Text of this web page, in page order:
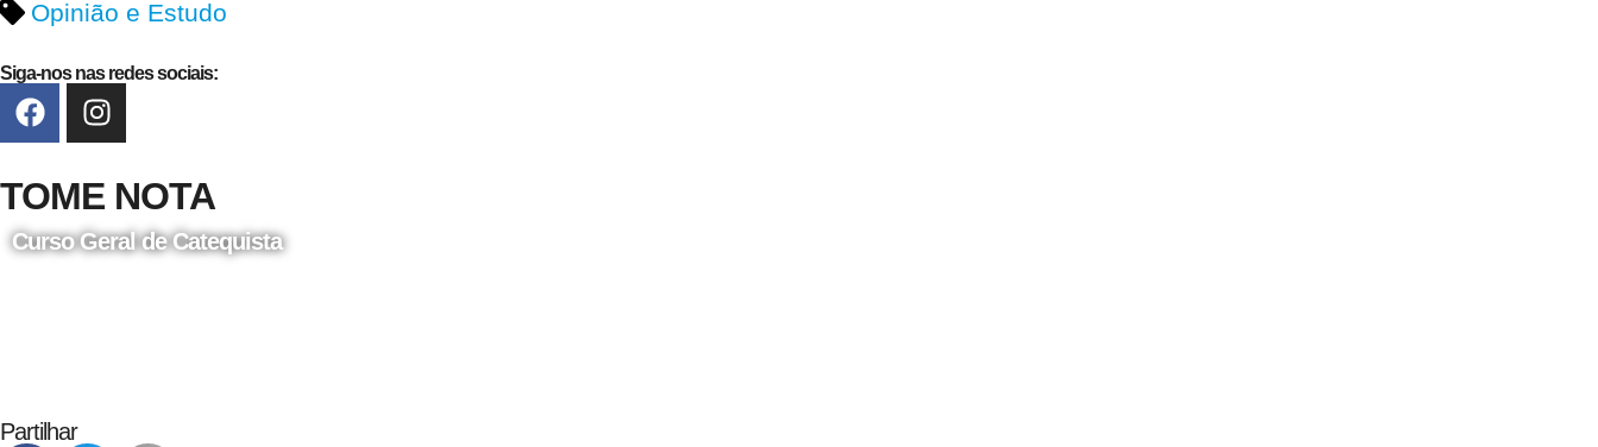
Opinião e Estudo
Siga-nos nas redes sociais:
TOME NOTA
Curso Geral de Catequista
Partilhar